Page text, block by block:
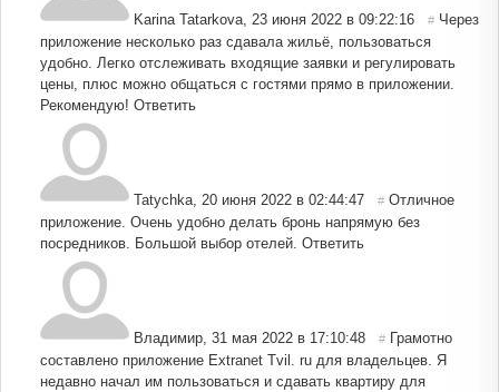
Karina Tatarkova, 23 июня 2022 в 09:22:16 # Через
приложение несколько раз сдавала жильё, пользоваться
удобно. Легко отслеживать входящие заявки и регулировать
цены, плюс можно общаться с гостями прямо в приложении.
Рекомендую! Ответить
Tatychka, 20 июня 2022 в 02:44:47 # Отличное
приложение. Очень удобно делать бронь напрямую без
посредников. Большой выбор отелей. Ответить
Владимир, 31 мая 2022 в 17:10:48 # Грамотно
составлено приложение Extranet Tvil. ru для владельцев. Я
недавно начал им пользоваться и сдавать квартиру для